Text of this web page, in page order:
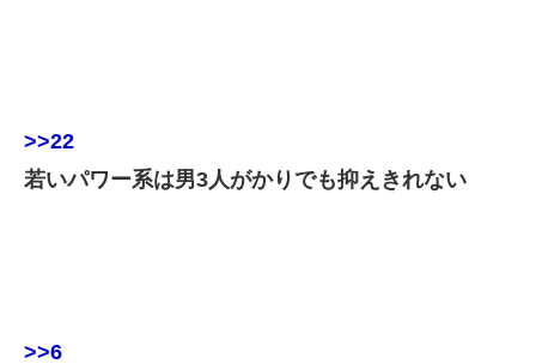
>>22
若いパワー系は男3人がかりでも抑えきれない
>>6